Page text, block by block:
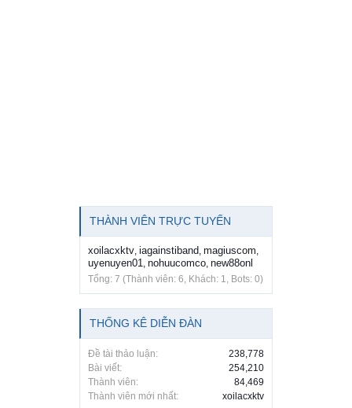
THÀNH VIÊN TRỰC TUYẾN
xoilacxktv, iagainstiband, magiuscom,
uyenuyen01, nohuucomco, new88onl
Tổng: 7 (Thành viên: 6, Khách: 1, Bots: 0)
THỐNG KÊ DIỄN ĐÀN
Đề tài thảo luận:
238,778
Bài viết:
254,210
Thành viên:
84,469
Thành viên mới nhất:
xoilacxktv